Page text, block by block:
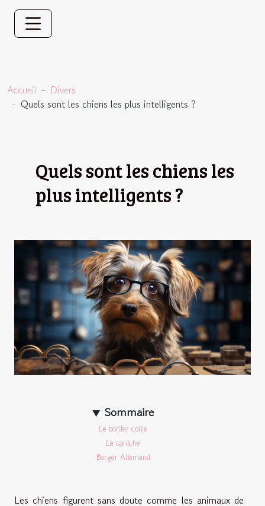
Accueil
Divers
Quels sont les chiens les plus intelligents ?
Quels sont les chiens les
plus intelligents ?
Sommaire
Le border collie
Le caniche
Berger Allemand
Les chiens figurent sans doute comme les animaux de